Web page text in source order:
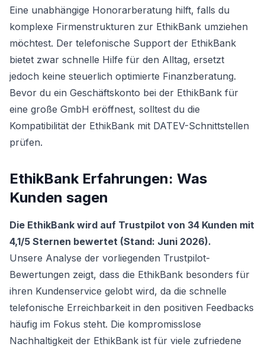
Eine unabhängige Honorarberatung hilft, falls du
komplexe Firmenstrukturen zur EthikBank umziehen
möchtest. Der telefonische Support der EthikBank
bietet zwar schnelle Hilfe für den Alltag, ersetzt
jedoch keine steuerlich optimierte Finanzberatung.
Bevor du ein Geschäftskonto bei der EthikBank für
eine große GmbH eröffnest, solltest du die
Kompatibilität der EthikBank mit DATEV-Schnittstellen
prüfen.
EthikBank Erfahrungen: Was
Kunden sagen
Die EthikBank wird auf Trustpilot von 34 Kunden mit
4,1/5 Sternen bewertet (Stand: Juni 2026).
Unsere Analyse der vorliegenden Trustpilot-
Bewertungen zeigt, dass die EthikBank besonders für
ihren Kundenservice gelobt wird, da die schnelle
telefonische Erreichbarkeit in den positiven Feedbacks
häufig im Fokus steht. Die kompromisslose
Nachhaltigkeit der EthikBank ist für viele zufriedene